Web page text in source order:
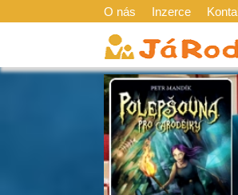
O nás Inzerce